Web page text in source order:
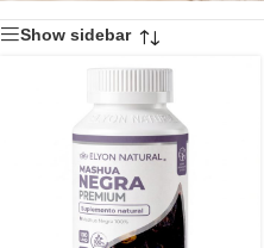
Show sidebar